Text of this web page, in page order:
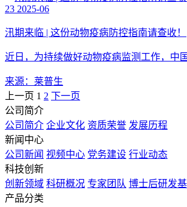
23 2025-06
汛期来临 | 这份动物疫病防控指南请查收！
近日，为持续做好动物疫病监测工作，中
来源：莱普生
上一页 1 2 下一页
公司简介
公司简介 企业文化 资质荣誉 发展历程
新闻中心
公司新闻 视频中心 党务建设 行业动态
科技创新
创新领域 科研概况 专家团队 博士后研发
产品分类